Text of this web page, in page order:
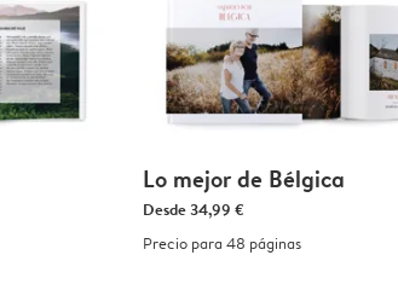
Lo mejor de Bélgica
Desde34,99 €
Precio para 48 páginas